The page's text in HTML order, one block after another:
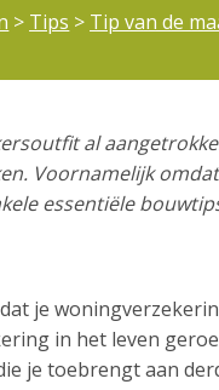
> Tips > Tip van de
al
Voornamelijk
essentiële
je
in het leven
je toebrengt aan